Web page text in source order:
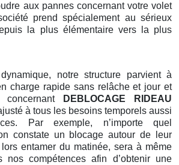
aux pannes concernant votre volet
prend spécialement au sérieux
la plus élémentaire vers la plus
notre structure parvient à
charge rapide sans relâche et jour et
DEBLOCAGE RIDEAU
à tous les besoins temporels aussi
Par exemple, n’importe quel
constate un blocage autour de leur
entamer du matinée, sera à même
nos compétences afin d’obtenir une